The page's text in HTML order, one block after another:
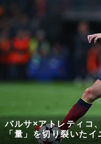
バルサ×アトレティコ
「量」を切り裂いた